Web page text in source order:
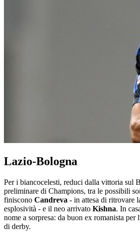
Lazio-Bologna
Per i biancocelesti, reduci dalla vittoria sul
preliminare di Champions, tra le possibili
finiscono Candreva - in attesa di ritrovare
esplosività - e il neo arrivato Kishna. In
nome a sorpresa: da buon ex romanista per
di derby.